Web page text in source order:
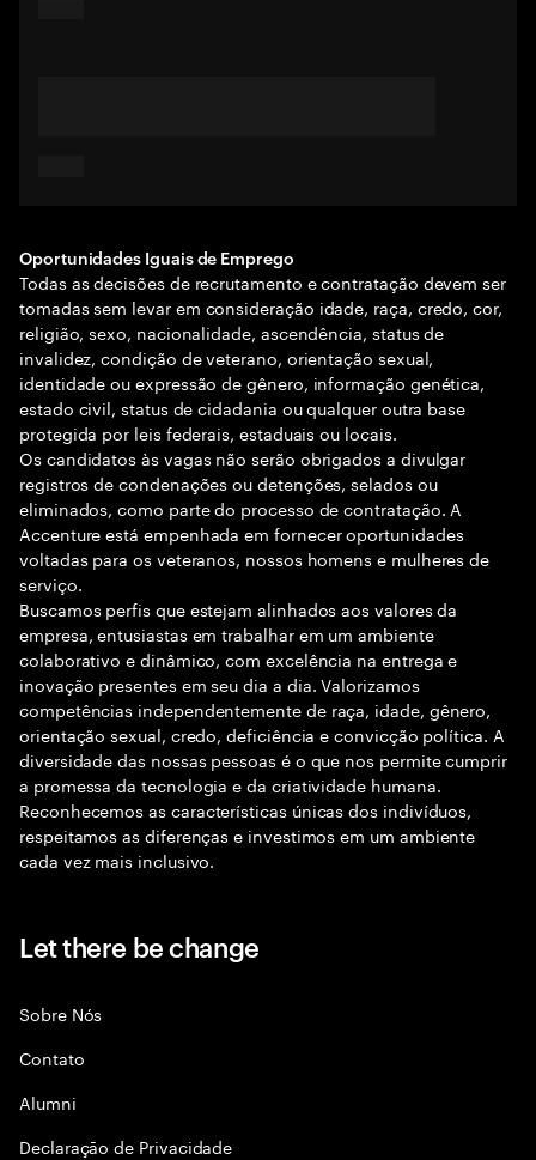
Oportunidades Iguais de Emprego
Todas as decisões de recrutamento e contratação devem ser
tomadas sem levar em consideração idade, raça, credo, cor,
religião, sexo, nacionalidade, ascendência, status de
invalidez, condição de veterano, orientação sexual,
identidade ou expressão de gênero, informação genética,
estado civil, status de cidadania ou qualquer outra base
protegida por leis federais, estaduais ou locais.
Os candidatos às vagas não serão obrigados a divulgar
registros de condenações ou detenções, selados ou
eliminados, como parte do processo de contratação. A
Accenture está empenhada em fornecer oportunidades
voltadas para os veteranos, nossos homens e mulheres de
serviço.
Buscamos perfis que estejam alinhados aos valores da
empresa, entusiastas em trabalhar em um ambiente
colaborativo e dinâmico, com excelência na entrega e
inovação presentes em seu dia a dia. Valorizamos
competências independentemente de raça, idade, gênero,
orientação sexual, credo, deficiência e convicção política. A
diversidade das nossas pessoas é o que nos permite cumprir
a promessa da tecnologia e da criatividade humana.
Reconhecemos as características únicas dos indivíduos,
respeitamos as diferenças e investimos em um ambiente
cada vez mais inclusivo.
Let there be change
Sobre Nós
Contato
Alumni
Declaraçāo de Privacidade